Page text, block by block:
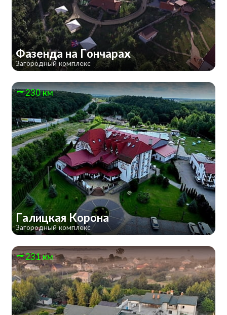
Фазенда на Гончарах
Загородный комплекс
230 км
Галицкая Корона
Загородный комплекс
231 км